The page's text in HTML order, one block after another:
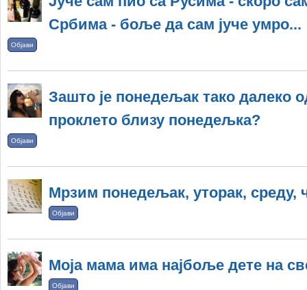
Србима - боље да сам јуче умро...
Објави
Зашто је понедељак тако далеко
проклето близу понедељка?
Објави
Мрзим понедељак, уторак, среду,
Објави
Моја мама има најбоље дете на
Објави